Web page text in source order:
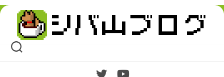
Skip
content
【The
Divisio
n2】ト